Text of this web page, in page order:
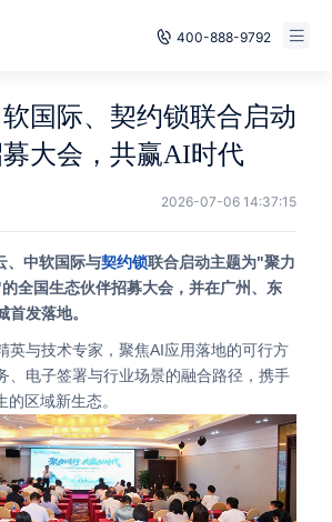
400-888-9792
Free Trial
have an account, log in
大会，共赢AI时代
2026-07-06 14:37:15
、中软国际与契约锁联合启动主题为"聚力
全国生态伙伴招募大会，并在广州、东
发落地。
、电子签署与行业场景的融合路径，携手
区域新生态。